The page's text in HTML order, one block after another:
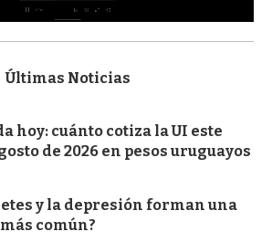
Últimas Noticias
hoy: cuánto cotiza la UI este
de 2026 en pesos uruguayos
y la depresión forman una
común?